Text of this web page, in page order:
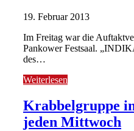
19. Februar 2013
Im Freitag war die
Pankower Festsaal.
des…
Weiterlesen
Krabbelgruppe
jeden Mittwoch